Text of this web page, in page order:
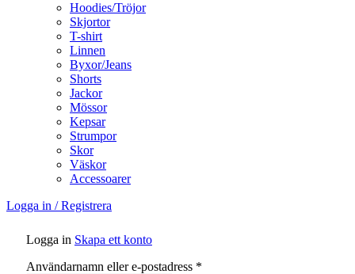
Hoodies/Tröjor
Skjortor
T-shirt
Linnen
Byxor/Jeans
Shorts
Jackor
Mössor
Kepsar
Strumpor
Skor
Väskor
Accessoarer
Logga in / Registrera
Logga in Skapa ett konto
Användarnamn eller e-postadress *